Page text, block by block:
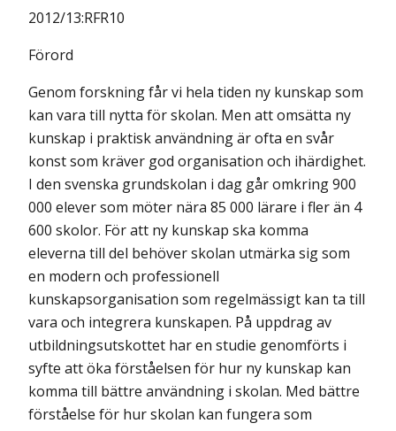
2012/13:RFR10
Förord
Genom forskning får vi hela tiden ny kunskap som
kan vara till nytta för skolan. Men att omsätta ny
kunskap i praktisk användning är ofta en svår
konst som kräver god organisation och ihärdighet.
I den svenska grundskolan i dag går omkring 900
000 elever som möter nära 85 000 lärare i fler än 4
600 skolor. För att ny kunskap ska komma
eleverna till del behöver skolan utmärka sig som
en modern och professionell
kunskapsorganisation som regelmässigt kan ta till
vara och integrera kunskapen. På uppdrag av
utbildningsutskottet har en studie genomförts i
syfte att öka förståelsen för hur ny kunskap kan
komma till bättre användning i skolan. Med bättre
förståelse för hur skolan kan fungera som